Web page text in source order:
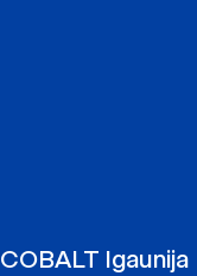
COBALT Igaunija